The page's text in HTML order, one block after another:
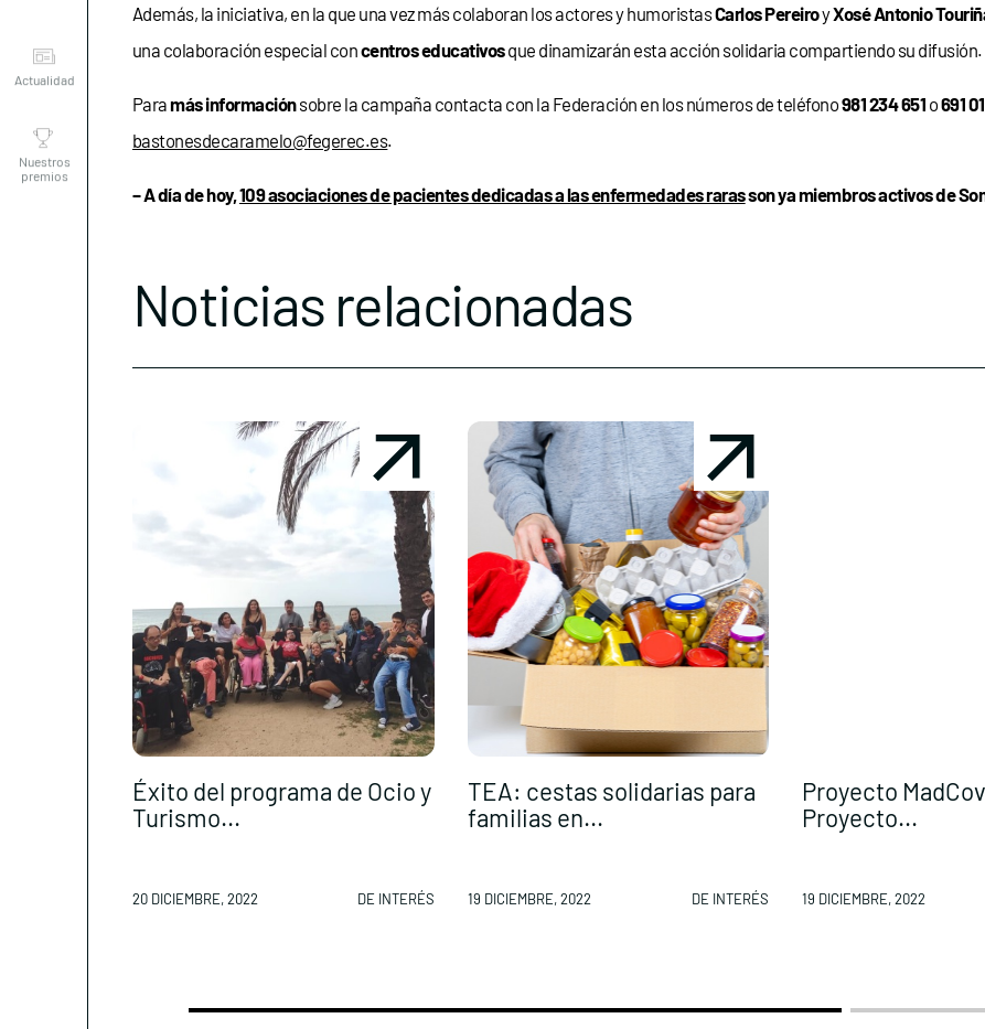
premios
Además, la iniciativa, en la que una vez más colaboran los actores y humoristasCarlos PereiroyXosé Antonio
una colaboración especial concentros educativosque dinamizarán esta acción solidaria compartiendo su difusión.
Paramás informaciónsobre la campaña contacta con la Federación en los números de teléfono981 234 651 o691
bastonesdecaramelo@fegerec.es.
– A día de hoy, 109 asociaciones de pacientes dedicadas a las enfermedades rarasson ya miembros activos de
Noticias relacionadas
Éxito del programa de Ocio y
Turismo...
20 DICIEMBRE, 2022 DE INTERÉS
TEA: cestas solidarias para
familias en...
19 DICIEMBRE, 2022 DE INTERÉS
Proyecto
Proyecto...
19 DICIEMBRE, 2022